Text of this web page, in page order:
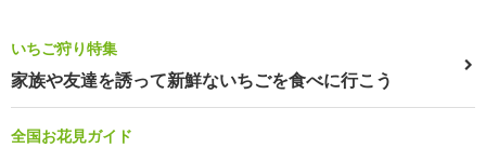
いちご狩り特集
家族や友達を誘って新鮮ないちごを食べに行こう
全国お花見ガイド